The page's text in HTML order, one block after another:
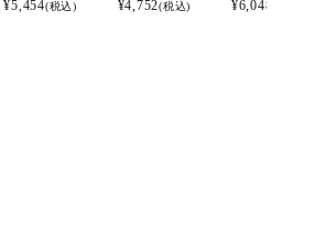
¥5,454(税込) ¥4,752(税込) ¥6,048